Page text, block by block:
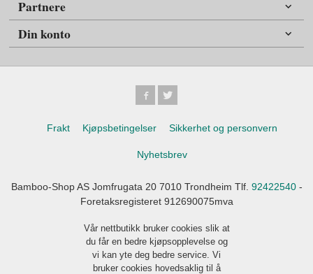
Partnere
Din konto
Frakt Kjøpsbetingelser Sikkerhet og personvern
Nyhetsbrev
Bamboo-Shop AS Jomfrugata 20 7010 Trondheim Tlf. 92422540-
Foretaksregisteret 912690075mva
Vår nettbutikk bruker cookies slik at
du får en bedre kjøpsopplevelse og
vi kan yte deg bedre service. Vi
bruker cookies hovedsaklig til å